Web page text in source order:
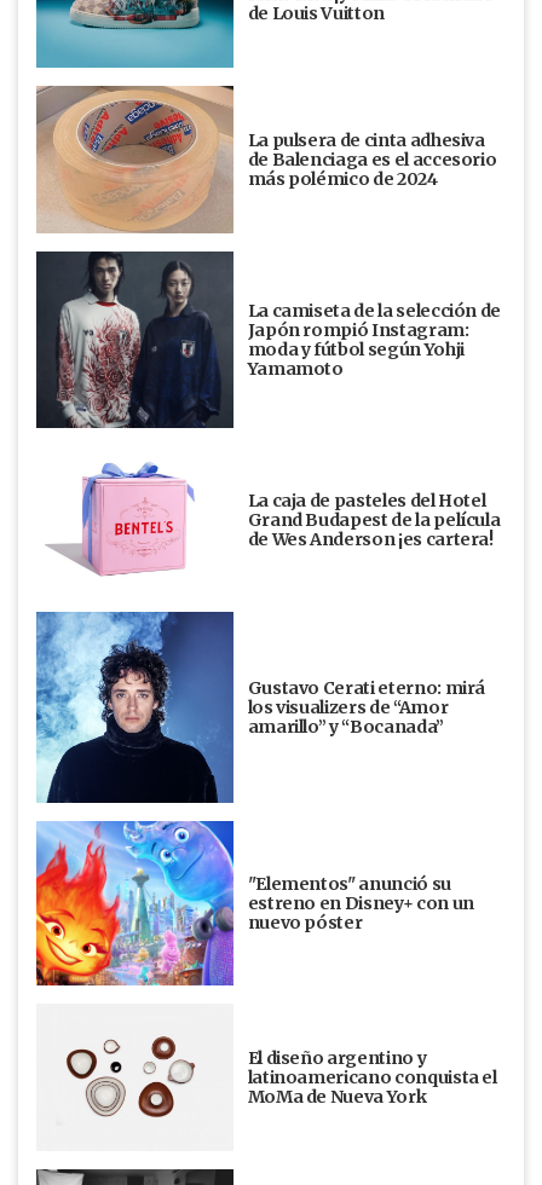
de Louis Vuitton
La pulsera de cinta adhesiva
de Balenciaga es el accesorio
más polémico de 2024
La camiseta de la selección de
Japón rompió Instagram:
moda y fútbol según Yohji
Yamamoto
La caja de pasteles del Hotel
Grand Budapest de la película
de Wes Anderson ¡es cartera!
Gustavo Cerati eterno: mirá
los visualizers de “Amor
amarillo” y “Bocanada”
"Elementos" anunció su
estreno en Disney+ con un
nuevo póster
El diseño argentino y
latinoamericano conquista el
MoMa de Nueva York